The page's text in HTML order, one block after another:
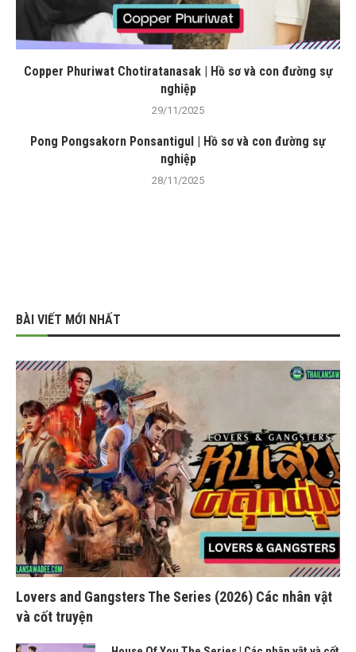
Copper Phuriwat Chotiratanasak | Hồ sơ và con đường sự
nghiệp
29/11/2025
Pong Pongsakorn Ponsantigul | Hồ sơ và con đường sự
nghiệp
28/11/2025
BÀI VIẾT MỚI NHẤT
Lovers and Gangsters The Series (2026) Các nhân vật
và cốt truyện